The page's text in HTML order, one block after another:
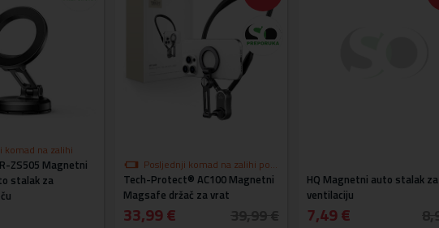
komad na zalihi
ZS505 Magnetni
stalak za
Posljednji komad na zalihi po
akcijskoj cijeni
Tech-Protect® AC100 Magnetni
Magsafe držač za vrat
33,99 €
HQ Magnetni auto stalak za
ventilaciju
7,49 €